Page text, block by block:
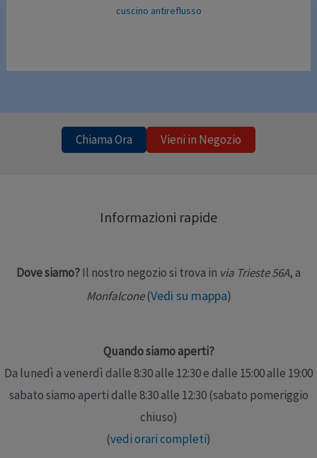
cuscino antireflusso
Chiama Ora Vieni in Negozio
Informazioni rapide
Dove siamo?Il nostro negozio si trova in via Trieste 56A, a
Monfalcone(Vedi su mappa)
Quando siamo aperti?
Da lunedì a venerdì dalle 8:30 alle 12:30 e dalle 15:00 alle 19:00
sabato siamo aperti dalle 8:30 alle 12:30 (sabato pomeriggio
chiuso)
(vedi orari completi)